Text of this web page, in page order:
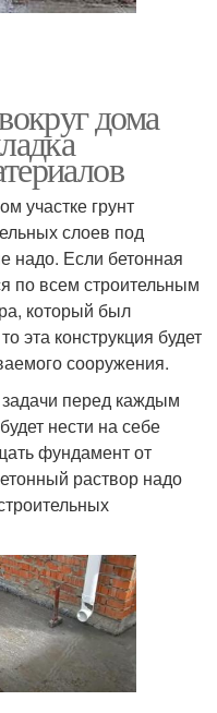
дома
участке грунт
слоев под
надо. Если бетонная
по всем строительным
который был
эта конструкция будет
сооружения.
перед каждым
нести на себе
фундамент от
раствор надо